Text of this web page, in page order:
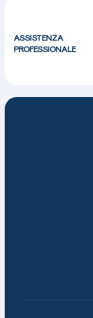
ASSISTENZA
PROFESSIONALE